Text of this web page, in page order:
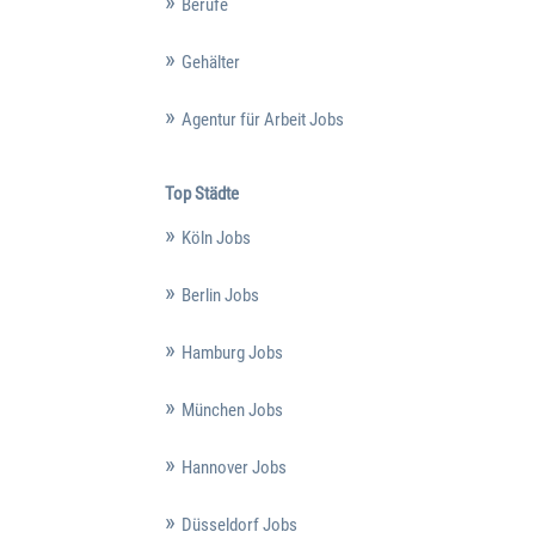
Berufe
Gehälter
Agentur für Arbeit Jobs
Top Städte
Köln Jobs
Berlin Jobs
Hamburg Jobs
München Jobs
Hannover Jobs
Düsseldorf Jobs